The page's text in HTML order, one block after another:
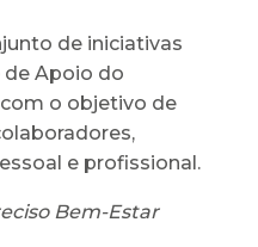
de iniciativas
Apoio do
com o objetivo de
e profissional.
Bem-Estar